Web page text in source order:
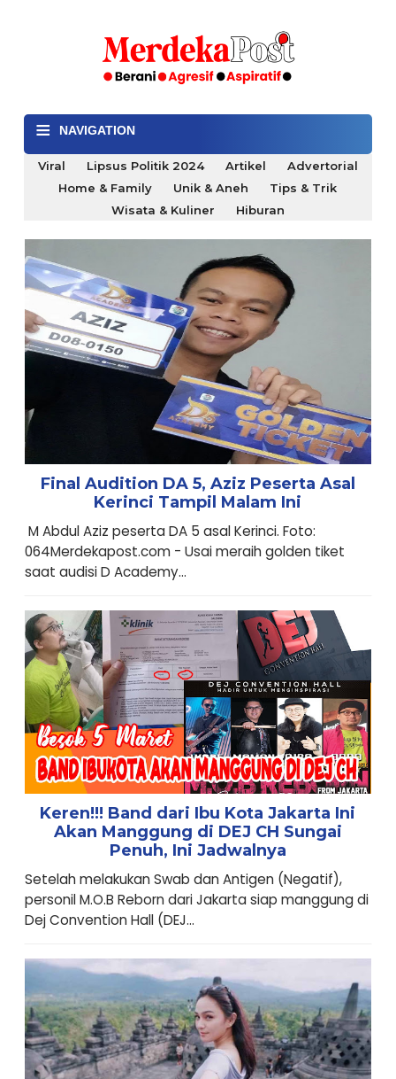
≡ NAVIGATION
Viral Lipsus Politik 2024 Artikel
Advertorial
Home & Family
Unik & Aneh
Tips & Trik
Wisata & Kuliner
Hiburan
Final Audition DA 5, Aziz Peserta Asal
Kerinci Tampil Malam Ini
M Abdul Aziz peserta DA 5 asal Kerinci. Foto:
064Merdekapost.com - Usai meraih golden tiket
saat audisi D Academy...
Keren!!! Band dari Ibu Kota Jakarta Ini
Akan Manggung di DEJ CH Sungai
Penuh, Ini Jadwalnya
Setelah melakukan Swab dan Antigen (Negatif),
personil M.O.B Reborn dari Jakarta siap manggung di
Dej Convention Hall (DEJ...